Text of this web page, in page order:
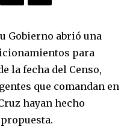
Gobierno abrió una
para
la fecha del Censo,
que comandan en
hayan hecho